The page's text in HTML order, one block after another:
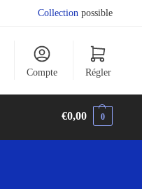
Collection possible
Compte Régler
€0,00 0